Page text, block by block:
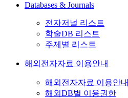
Databases & Journals
전자저널 리스트
학술DB 리스트
주제별 리스트
해외전자자료 이용안내
해외전자자료 이용안내
해외DB별 이용권한